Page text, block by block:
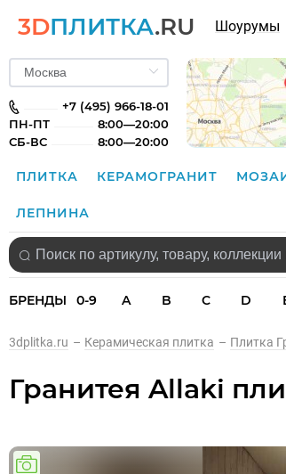
3DПЛИТКА.RU Шоурумы
+7 (495) 966-18-01
ПН-ПТ
8:00—20:00
СБ-ВС
8:00—20:00
ПЛИТКА КЕРАМОГРАНИТ
ЛЕПНИНА
БРЕНДЫ 0-9 A B C D
3dplitka.ru – Керамическая плитка – Плитка
Гранитея Allaki